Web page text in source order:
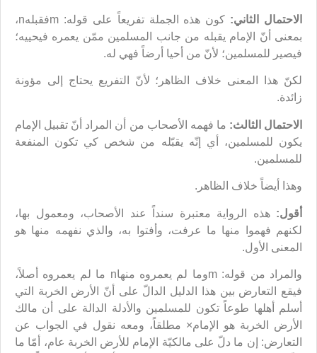
الاحتمال الثاني:
كون هذه الجملة تفريعاً على قوله: mفقبلهn،
بمعنى أنّ الإمام يقبله من جانب المسلمين ممّن يعمره فيحييه؛
فيصير للمسلمين؛ لأنّ من أحيا أرضاً فهي له.
لكنّ هذا المعنى خلاف الظاهر؛ لأنّ التفريع يحتاج إلى مؤونة
زائدة.
الاحتمال الثالث: ما فهمه الأصحاب من أن المراد أنّ تقبيل الإمام
يكون للمسلمين، أي إنّه يقبّله من شخص كي تكون المنفعة
للمسلمين.
وهذا أيضاً خلاف الظاهر.
أقول: هذه الرواية معتبرة سنداً عند الأصحاب، ومعمول بها،
لكنهم فهموا منها ما عرفت، وأفتوا به، والذي نفهمه منها هو
المعنى الأول.
والمراد من قوله: mوما لم يعمروه منهاn ما لم يعمروه أصلاً،
فيقع التعارض بين هذا الدليل الدالّ على أنّ الأرض الخربة التي
أسلم أهلها طوعاً تكون للمسلمين والأدلة الدالة على أن مالك
الأرض الخربة هو الإمام× مطلقاً، ومعه نقول في الجواب عن
التعارض: إن ما دلّ على مالكيّة الإمام للأرض الخربة عام، أمّا ما